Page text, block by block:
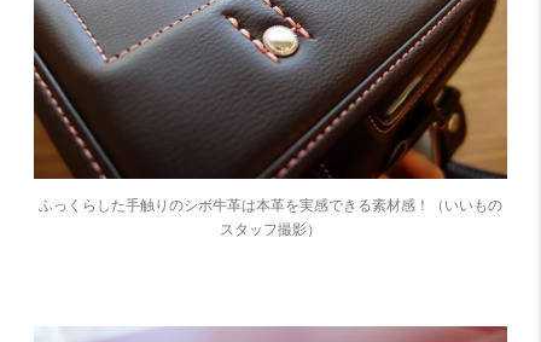
ふっくらした手触りのシボ牛革は本革を実感できる素材感！（いいもの
スタッフ撮影）